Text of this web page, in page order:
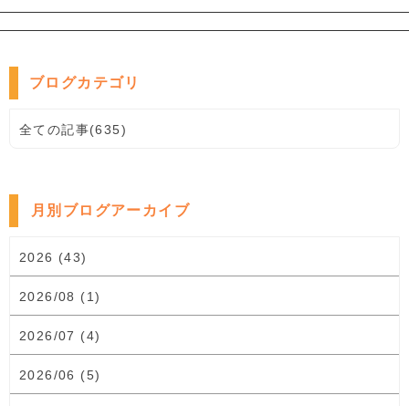
ブログカテゴリ
全ての記事(635)
月別ブログアーカイブ
2026 (43)
2026/08 (1)
2026/07 (4)
2026/06 (5)